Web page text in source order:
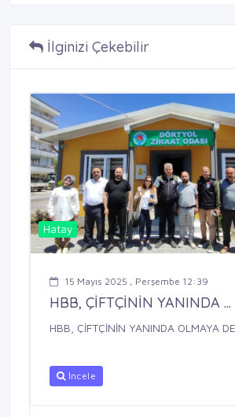
İlginizi Çekebilir
Hatay
15 Mayıs 2025 , Perşembe 12:39
HBB, ÇİFTÇİNİN YANINDA ...
HBB, ÇİFTÇİNİN YANINDA OLMAYA
İncele